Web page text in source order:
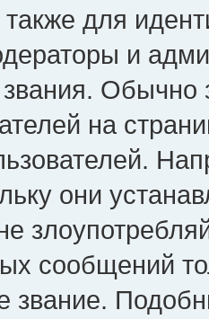
для
и
Обычно
на
они
сообщений
звание.